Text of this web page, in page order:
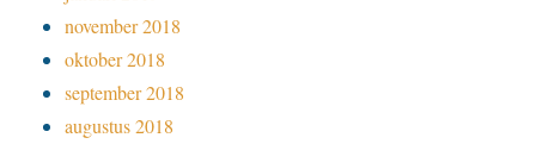
november 2018
oktober 2018
september 2018
augustus 2018